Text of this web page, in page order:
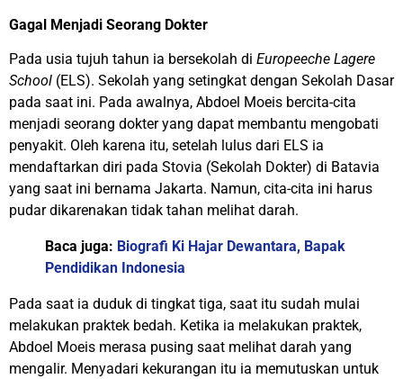
Gagal Menjadi Seorang Dokter
Pada usia tujuh tahun ia bersekolah di Europeeche Lagere
School (ELS). Sekolah yang setingkat dengan Sekolah Dasar
pada saat ini. Pada awalnya, Abdoel Moeis bercita-cita
menjadi seorang dokter yang dapat membantu mengobati
penyakit. Oleh karena itu, setelah lulus dari ELS ia
mendaftarkan diri pada Stovia (Sekolah Dokter) di Batavia
yang saat ini bernama Jakarta. Namun, cita-cita ini harus
pudar dikarenakan tidak tahan melihat darah.
Baca juga: Biografi Ki Hajar Dewantara, Bapak
Pendidikan Indonesia
Pada saat ia duduk di tingkat tiga, saat itu sudah mulai
melakukan praktek bedah. Ketika ia melakukan praktek,
Abdoel Moeis merasa pusing saat melihat darah yang
mengalir. Menyadari kekurangan itu ia memutuskan untuk